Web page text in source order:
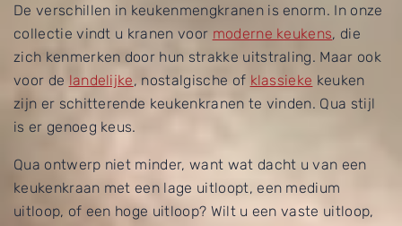
De verschillen in keukenmengkranen is enorm. In onze
collectie vindt u kranen voor moderne keukens, die
zich kenmerken door hun strakke uitstraling. Maar ook
voor de landelijke, nostalgische of klassieke keuken
zijn er schitterende keukenkranen te vinden. Qua stijl
is er genoeg keus.
Qua ontwerp niet minder, want wat dacht u van een
keukenkraan met een lage uitloopt, een medium
uitloop, of een hoge uitloop? Wilt u een vaste uitloop,